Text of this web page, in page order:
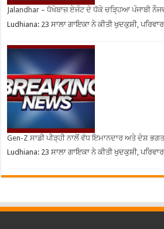
Jalandhar – ਧੋਖੇਬਾਜ਼ ਏਜੰਟ ਦੇ ਧੱਕੇ ਚੜ੍ਹਿਆ ਪੰਜਾਬੀ
Ludhiana: 23 ਸਾਲਾ ਗਾਇਕਾ ਨੇ ਕੀਤੀ ਖੁਦਕੁਸ਼ੀ,
Gen-Z ਸਾਡੀ ਪੀੜ੍ਹੀ ਨਾਲੋਂ ਵੱਧ ਇਮਾਨਦਾਰ ਅਤੇ ਦੇਸ਼
Ludhiana: 23 ਸਾਲਾ ਗਾਇਕਾ ਨੇ ਕੀਤੀ ਖੁਦਕੁਸ਼ੀ,